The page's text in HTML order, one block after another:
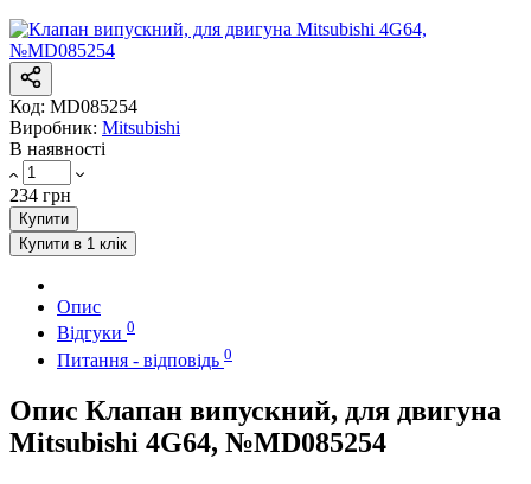
Код: MD085254
Виробник: Mitsubishi
В наявності
234 грн
Купити
Купити в 1 клік
Опис
Відгуки 0
Питання - відповідь 0
Опис Клапан випускний, для двигуна
Mitsubishi 4G64, №MD085254